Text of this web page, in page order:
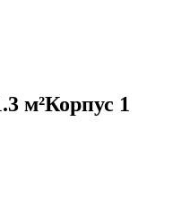
м²Корпус 1